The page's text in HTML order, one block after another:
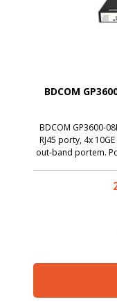
BDCOM
BDCOM GP3600-
RJ45 porty, 4x
out-band portem.